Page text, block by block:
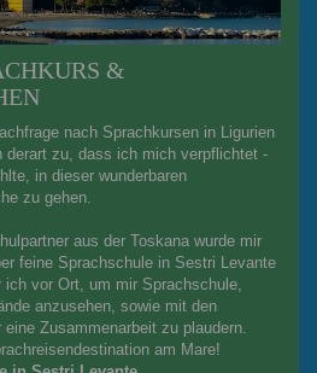
&
nach Sprachkursen in Ligurien
derart zu, dass ich mich verpflichtet -
in dieser wunderbaren
zu gehen.
aus der Toskana wurde mir
feine Sprachschule in Sestri Levante
vor Ort, um mir Sprachschule,
anzusehen, sowie mit den
Zusammenarbeit zu plaudern.
am Mare!